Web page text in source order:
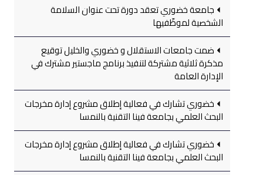
جامعة خضوري تعقد دورة تحت عنوان السلامة
الشخصية لموظّفيها
ضمت جامعات الاستقلال و خضوري والخليل توقيع
مذكرة ثلاثية مشتركة لتنفيذ برنامج ماجستير مشترك في
الإدارة العامة
خضوري تشارك في فعالية إطلاق مشروع إدارة مخرجات
البحث العلمي بجامعة فينا التقنية بالنمسا
خضوري تشارك في فعالية إطلاق مشروع إدارة مخرجات
البحث العلمي بجامعة فينا التقنية بالنمسا